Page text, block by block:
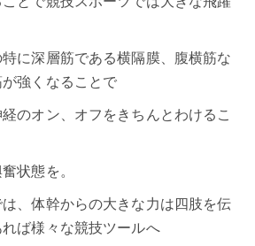
に深層筋である横隔膜、腹横筋な
強くなることで
のオン、オフをきちんとわけるこ
状態を。
、体幹からの大きな力は四肢を伝
ば様々な競技ツールへ